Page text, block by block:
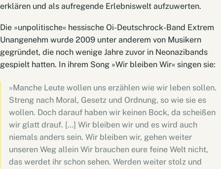
erklären und als aufregende Erlebniswelt aufzuwerten.
Die »unpolitische« hessische Oi-Deutschrock-Band Extrem
Unangenehm wurde 2009 unter anderem von Musikern
gegründet, die noch wenige Jahre zuvor in Neonazibands
gespielt hatten. In ihrem Song »Wir bleiben Wir« singen sie:
»Manche Leute wollen uns erzählen wie wir leben sollen.
Streng nach Moral, Gesetz und Ordnung, so wie sie es
wollen. Doch darauf haben wir keinen Bock, da scheißen
wir glatt drauf. […] Wir bleiben wir und es wird auch
niemals anders sein. Wir bleiben wir, gehen weiter
unseren Weg allein Wir brauchen eure feine Welt nicht,
das werdet ihr schon sehen. Werden weiter stolz und